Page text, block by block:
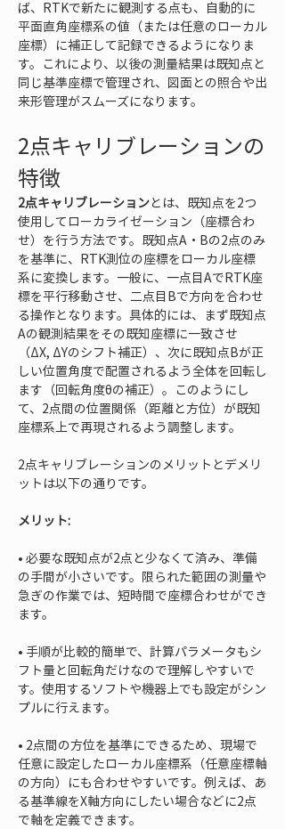
ば、RTKで新たに観測する点も、自動的に
平面直角座標系の値（または任意のローカル
座標）に補正して記録できるようになりま
す。これにより、以後の測量結果は既知点と
同じ基準座標で管理され、図面との照合や出
来形管理がスムーズになります。
2点キャリブレーションの
特徴
2点キャリブレーションとは、既知点を2つ
使用してローカライゼーション（座標合わ
せ）を行う方法です。既知点A・Bの2点のみ
を基準に、RTK測位の座標をローカル座標
系に変換します。一般に、一点目AでRTK座
標を平行移動させ、二点目Bで方向を合わせ
る操作となります。具体的には、まず既知点
Aの観測結果をその既知座標に一致させ
（ΔX, ΔYのシフト補正）、次に既知点Bが正
しい位置角度で配置されるよう全体を回転し
ます（回転角度θの補正）。このようにし
て、2点間の位置関係（距離と方位）が既知
座標系上で再現されるよう調整します。
2点キャリブレーションのメリットとデメリ
ットは以下の通りです。
メリット:
• 必要な既知点が2点と少なくて済み、準備
の手間が小さいです。限られた範囲の測量や
急ぎの作業では、短時間で座標合わせができ
• 手順が比較的簡単で、計算パラメータもシ
フト量と回転角だけなので理解しやすいで
す。使用するソフトや機器上でも設定がシン
• 2点間の方位を基準にできるため、現場で
任意に設定したローカル座標系（任意座標軸
の方向）にも合わせやすいです。例えば、あ
る基準線をX軸方向にしたい場合などに2点
で軸を定義できます。